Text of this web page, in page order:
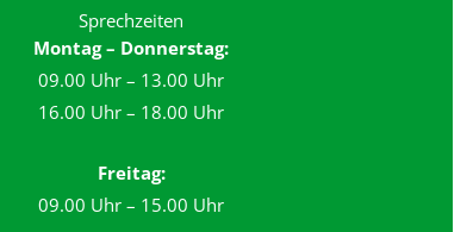
Sprechzeiten
Montag – Donnerstag:
09.00 Uhr – 13.00 Uhr
16.00 Uhr – 18.00 Uhr
Freitag:
09.00 Uhr – 15.00 Uhr